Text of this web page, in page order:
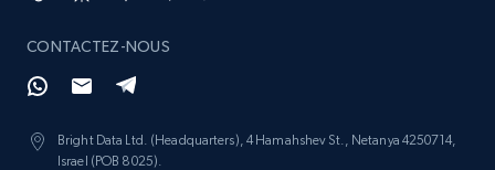
CONTACTEZ-NOUS
Bright Data Ltd. (Headquarters), 4 Hamahshev St., Netanya 4250714,
Israel (POB 8025).